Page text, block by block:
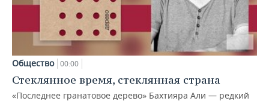
Общество 00:00
Стеклянное время, стеклянная страна
«Последнее гранатовое дерево» Бахтияра Али — редкий